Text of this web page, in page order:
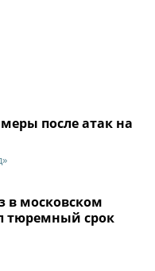
после атак на
в московском
тюремный срок